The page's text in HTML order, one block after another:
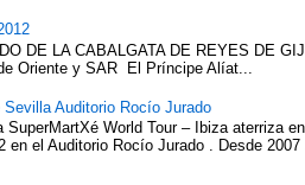
DE LA CABALGATA DE REYES DE
Oriente y SAR El Príncipe Alíat...
Sevilla Auditorio Rocío Jurado
SuperMartXé World Tour – Ibiza aterriza
en el Auditorio Rocío Jurado . Desde 2007